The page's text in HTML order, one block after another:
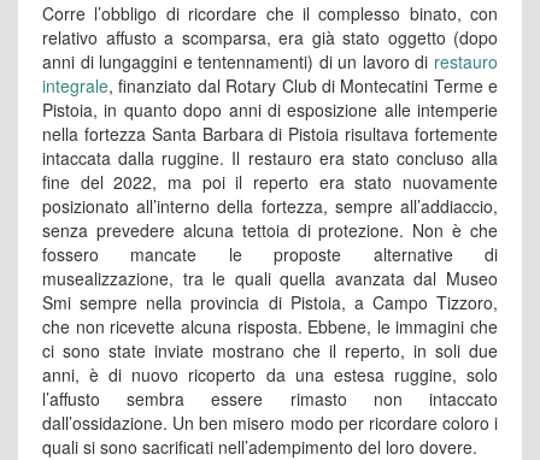
Corre l’obbligo di ricordare che il complesso binato, con
relativo affusto a scomparsa, era già stato oggetto (dopo
anni di lungaggini e tentennamenti) di un lavoro di restauro
integrale, finanziato dal Rotary Club di Montecatini Terme e
Pistoia, in quanto dopo anni di esposizione alle intemperie
nella fortezza Santa Barbara di Pistoia risultava fortemente
intaccata dalla ruggine. Il restauro era stato concluso alla
fine del 2022, ma poi il reperto era stato nuovamente
posizionato all’interno della fortezza, sempre all’addiaccio,
senza prevedere alcuna tettoia di protezione. Non è che
fossero mancate le proposte alternative di
musealizzazione, tra le quali quella avanzata dal Museo
Smi sempre nella provincia di Pistoia, a Campo Tizzoro,
che non ricevette alcuna risposta. Ebbene, le immagini che
ci sono state inviate mostrano che il reperto, in soli due
anni, è di nuovo ricoperto da una estesa ruggine, solo
l’affusto sembra essere rimasto non intaccato
dall’ossidazione. Un ben misero modo per ricordare coloro i
quali si sono sacrificati nell’adempimento del loro dovere.